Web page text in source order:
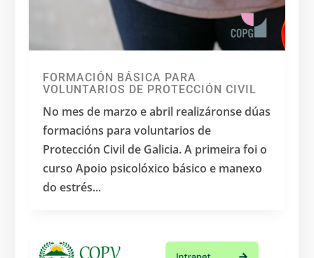
FORMACIÓN BÁSICA PARA
VOLUNTARIOS DE PROTECCIÓN CIVIL
No mes de marzo e abril realizáronse dúas
formacións para voluntarios de
Protección Civil de Galicia. A primeira foi o
curso Apoio psicolóxico básico e manexo
do estrés...